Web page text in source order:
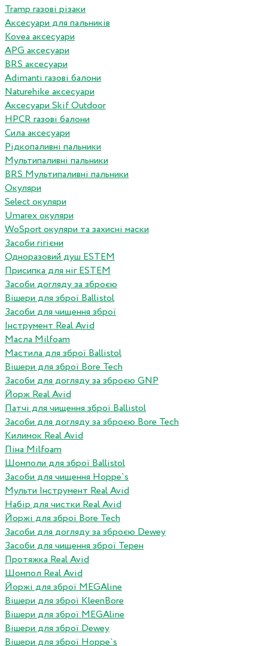
Tramp газові різаки
Аксесуари для пальників
Kovea аксесуари
APG аксесуари
BRS аксесуари
Adimanti газові балони
Naturehike аксесуари
Аксесуари Skif Outdoor
HPCR газові балони
Сила аксесуари
Рідкопаливні пальники
Мультипаливні пальники
BRS Мультипаливні пальники
Окуляри
Select окуляри
Umarex окуляри
WoSport окуляри та захисні маски
Засоби гігієни
Одноразовий душ ESTEM
Присипка для ніг ESTEM
Засоби догляду за зброєю
Вішери для зброї Ballistol
Засоби для чищення зброї
Інструмент Real Avid
Масла Milfoam
Мастила для зброї Ballistol
Вішери для зброї Bore Tech
Засоби для догляду за зброєю GNP
Йорж Real Avid
Патчі для чищення зброї Ballistol
Засоби для догляду за зброєю Bore Tech
Килимок Real Avid
Піна Milfoam
Шомполи для зброї Ballistol
Засоби для чищення Hoppe`s
Мульти Інструмент Real Avid
Набір для чистки Real Avid
Йоржі для зброї Bore Tech
Засоби для догляду за зброєю Dewey
Засоби для чищення зброї Терен
Протяжка Real Avid
Шомпол Real Avid
Йоржі для зброї MEGAline
Вішери для зброї KleenBore
Вішери для зброї MEGAline
Вішери для зброї Dewey
Вішери для зброї Hoppe`s